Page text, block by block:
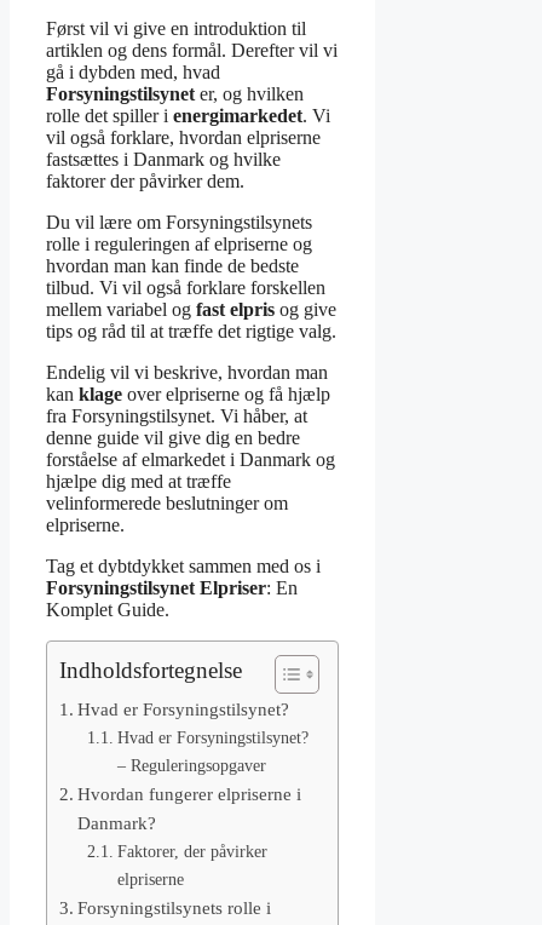
Først vil vi give en introduktion til
artiklen og dens formål. Derefter vil vi
gå i dybden med, hvad
Forsyningstilsynet er, og hvilken
rolle det spiller i energimarkedet. Vi
vil også forklare, hvordan elpriserne
fastsættes i Danmark og hvilke
faktorer der påvirker dem.
Du vil lære om Forsyningstilsynets
rolle i reguleringen af elpriserne og
hvordan man kan finde de bedste
tilbud. Vi vil også forklare forskellen
mellem variabel og fast elpris og give
tips og råd til at træffe det rigtige valg.
Endelig vil vi beskrive, hvordan man
kan klage over elpriserne og få hjælp
fra Forsyningstilsynet. Vi håber, at
denne guide vil give dig en bedre
forståelse af elmarkedet i Danmark og
hjælpe dig med at træffe
velinformerede beslutninger om
elpriserne.
Tag et dybtdykket sammen med os i
Forsyningstilsynet Elpriser: En
Komplet Guide.
Indholdsfortegnelse
Hvad er Forsyningstilsynet?
Hvad er Forsyningstilsynet?
– Reguleringsopgaver
Hvordan fungerer elpriserne i
Danmark?
Faktorer, der påvirker
elpriserne
Forsyningstilsynets rolle i